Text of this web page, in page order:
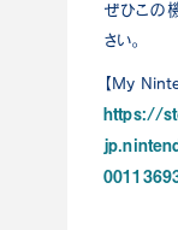
ぜひこの
さい。
【My
https://